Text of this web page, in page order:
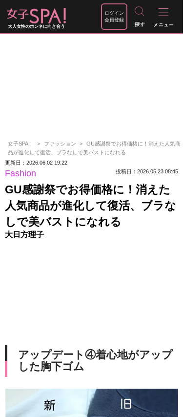
大人女性のホンネに向き合う
ログイン
会員登録
女子SPA！ ファッション
GU感謝祭でお得価格に！消えた人気商
品が進化して復活、ブラなしで美バストになれる
更新日：2026.06.02 19:22
Fashion 投稿日：2026.05.23 08:45
GU感謝祭でお得価格に！消えた
人気商品が進化して復活、ブラな
しで美バストになれる
大日方理子
アップデート④着心地がアップ
した胸下ゴム